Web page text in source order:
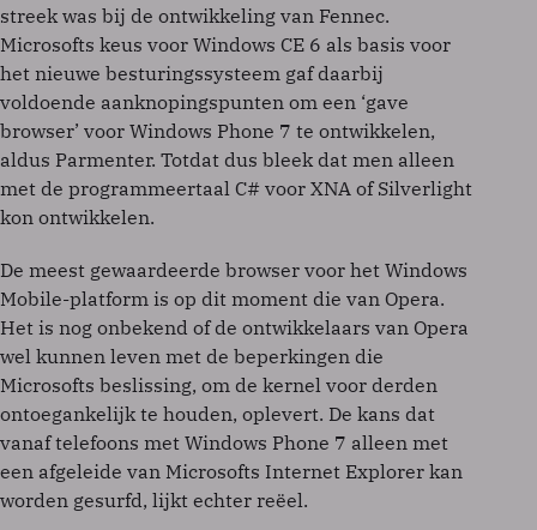
streek was bij de ontwikkeling van Fennec.
Microsofts keus voor Windows CE 6 als basis voor
het nieuwe besturingssysteem gaf daarbij
voldoende aanknopingspunten om een ‘gave
browser’ voor Windows Phone 7 te ontwikkelen,
aldus Parmenter. Totdat dus bleek dat men alleen
met de programmeertaal C# voor XNA of Silverlight
kon ontwikkelen.
De meest gewaardeerde browser voor het Windows
Mobile-platform is op dit moment die van Opera.
Het is nog onbekend of de ontwikkelaars van Opera
wel kunnen leven met de beperkingen die
Microsofts beslissing, om de kernel voor derden
ontoegankelijk te houden, oplevert. De kans dat
vanaf telefoons met Windows Phone 7 alleen met
een afgeleide van Microsofts Internet Explorer kan
worden gesurfd, lijkt echter reëel.